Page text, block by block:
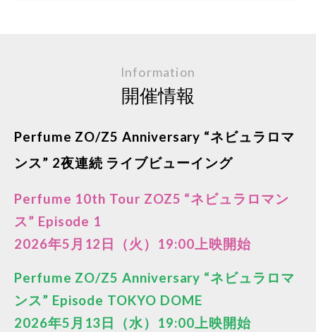
Information
開催情報
Perfume ZO/Z5 Anniversary “ネビュラロマ
ンス” 2夜連続 ライブビューイング
Perfume 10th Tour ZOZ5 “ネビュラロマン
ス” Episode 1
2026年5月12日（火）19:00上映開始
Perfume ZO/Z5 Anniversary “ネビュラロマ
ンス” Episode TOKYO DOME
2026年5月13日（水）19:00上映開始